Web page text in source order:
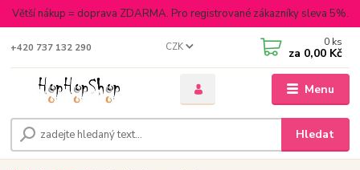
Větší nákup = doprava ZDARMA. Pro registrované zákazníky sleva 5%.
Menu
CZK
Hledat
+420 737 132 290 0 ks
za 0,00 Kč